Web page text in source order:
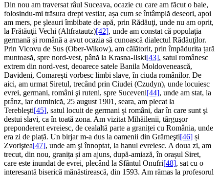
Din nou am traversat râul Suceava, ocazie cu care am făcut o baie,
folosindu-mi trăsura drept vestiar, așa cum se întâmplă deseori, apoi
am mers, pe şleauri îmbibate de apă, prin Rădăuţi, unde nu am oprit,
la Frătăuţii Vechi (Altfratautz)[42], unde am constat că populația
germană și română a avut ocazia să cunoască dialectul Rădăuţilor.
Prin Vicovu de Sus (Ober-Wikow), am călătorit, prin împădurita țară
muntoasă, spre nord-vest, până la Krasna-Ilski[43], satul românesc
extrem din nord-vest, deoarece satele Banila Moldovenească,
Davideni, Comareşti vorbesc limbi slave, în ​​ciuda românilor. De
aici, am urmat Siretul, trecând prin Ciudei (Czudyn), unde locuiesc
evrei, germani, români şi ruteni, spre Suceveni[44], unde am stat, la
prânz, iar duminică, 25 august 1901, seara, am plecat la
Terebleşti[45], satul locuit de germani și români, dar în care sunt şi
destui slavi, ca în toată zona. Am vizitat Mihăilenii, târguşor
preponderent evreiesc, de cealaltă parte a graniței cu România, unde
era zi de piață. Un birjar m-a dus la oamenii din Grămeşti[46] și
Zvoriştea[47], unde am şi înnoptat, la hanul evreiesc. A doua zi, am
trecut, din nou, granița și am ajuns, după-amiază, în orașul Siret,
care este inundat de evrei, plecând la Sfântul Onufri[48], sat cu o
interesantă biserică mănăstirească, din 1593. Am rămas la profesorul